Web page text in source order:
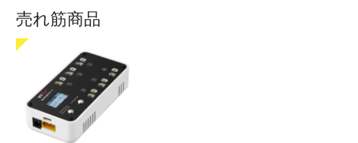
売れ筋商品